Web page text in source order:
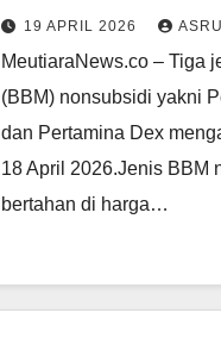
Pertamax Green
Nonsubsidi
Kenaikan Harga
19 APRIL 2026
MeutiaraNews.co – Tiga
(BBM) nonsubsidi yakni
dan Pertamina Dex
18 April 2026.‎‎Jenis BBM
bertahan di harga…